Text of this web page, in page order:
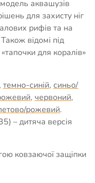
аквашузів
для захисту ніг
рифів та на
відомі під
для коралів»
, темно-синій, синьо/
, червоний,
рожевий.
– дитяча версія
ковзаючої защіпки